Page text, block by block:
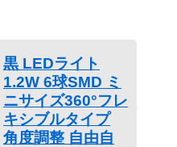
黒 LEDライト
1.2W 6球SMD ミ
ニサイズ360°フレ
キシブルタイプ
角度調整 自由自